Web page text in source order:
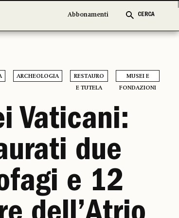
Abbonamenti CERCA
Abbonamenti CERCA
ARCHEOLOGIA
RESTAURO
E TUTELA
MUSEI E
FONDAZIONI
Vaticani:
due
e 12